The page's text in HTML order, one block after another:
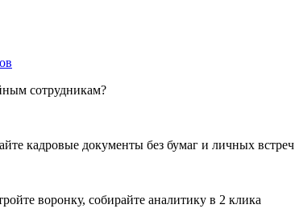
сотрудникам?
кадровые документы без бумаг и личных встреч
воронку, собирайте аналитику в 2 клика